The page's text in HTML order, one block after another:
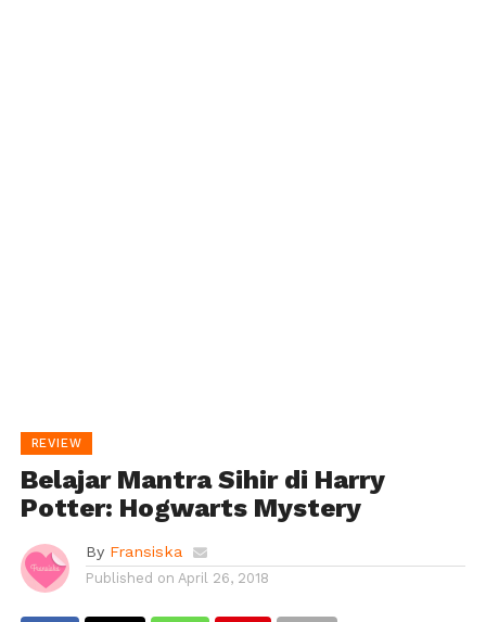
REVIEW
Belajar Mantra Sihir di Harry
Potter: Hogwarts Mystery
By Fransiska
Published on April 26, 2018